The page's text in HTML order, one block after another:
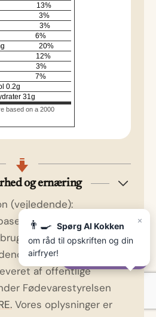
13%
3%
3%
6%
20%
12%
3%
7%
0.2g
31 g
based on a 2000
og ernæring
på data fra Det
(USDA).
Holdbarhedsdata
af offentlige
institutioner, herunder Fødevarestyrelsen
Vores oplysninger er
×
👨‍🍳 Spørg AI Kokken
om råd til opskriften og din
airfryer!